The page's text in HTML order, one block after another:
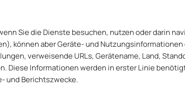
Sie die Dienste besuchen, nutzen oder darin
können aber Geräte- und
verweisende URLs, Gerätename, Land,
Diese Informationen werden in erster Linie
und Berichtszwecke.